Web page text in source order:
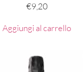
€9,20
Aggiungi al carrello